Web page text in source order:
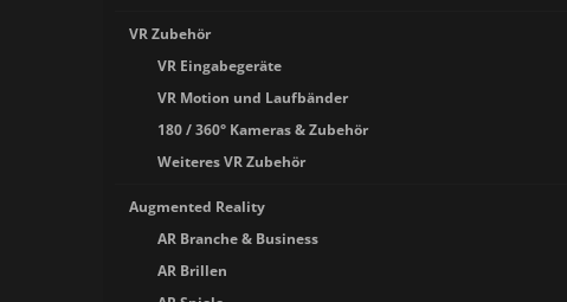
VR Zubehör
VR Eingabegeräte
VR Motion und Laufbänder
180 / 360° Kameras & Zubehör
Weiteres VR Zubehör
Augmented Reality
AR Branche & Business
AR Brillen